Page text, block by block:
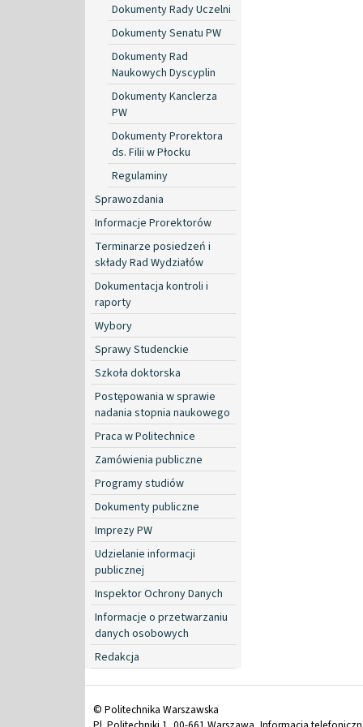
Dokumenty Rady Uczelni
Dokumenty Senatu PW
Dokumenty Rad
Naukowych Dyscyplin
Dokumenty Kanclerza
PW
Dokumenty Prorektora
ds. Filii w Płocku
Regulaminy
Sprawozdania
Informacje Prorektorów
Terminarze posiedzeń i
składy Rad Wydziałów
Dokumentacja kontroli i
raporty
Wybory
Sprawy Studenckie
Szkoła doktorska
Postępowania w sprawie
nadania stopnia naukowego
Praca w Politechnice
Zamówienia publiczne
Programy studiów
Dokumenty publiczne
Imprezy PW
Udzielanie informacji
publicznej
Inspektor Ochrony Danych
Informacje o przetwarzaniu
danych osobowych
Redakcja
© Politechnika Warszawska